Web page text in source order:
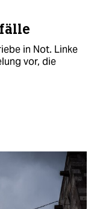
in Not. Linke
vor, die